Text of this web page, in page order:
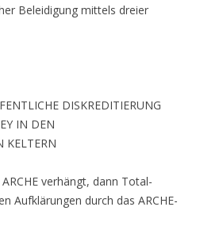
Beleidigung mittels dreier
DISKREDITIERUNG
IN DEN
KELTERN
verhängt, dann Total-
Aufklärungen durch das ARCHE-